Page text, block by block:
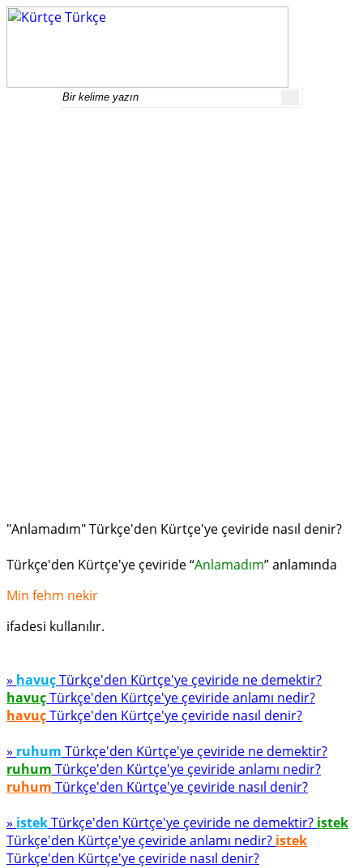
"Anlamadım" Türkçe'den Kürtçe'ye çeviride nasıl denir?
Türkçe'den Kürtçe'ye çeviride “Anlamadım” anlamında
Min fehm nekir
ifadesi kullanılır.
» havuçTürkçe'den Kürtçe'ye çeviride ne demektir?
havuçTürkçe'den Kürtçe'ye çeviride anlamı nedir?
havuçTürkçe'den Kürtçe'ye çeviride nasıl denir?
» ruhum Türkçe'den Kürtçe'ye çeviride ne demektir?
ruhum Türkçe'den Kürtçe'ye çeviride anlamı nedir?
ruhum Türkçe'den Kürtçe'ye çeviride nasıl denir?
» istekTürkçe'den Kürtçe'ye çeviride ne demektir? istek
Türkçe'den Kürtçe'ye çeviride anlamı nedir? istek
Türkçe'den Kürtçe'ye çeviride nasıl denir?